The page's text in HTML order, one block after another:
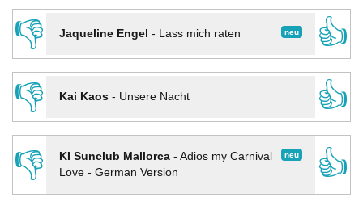
👎
neu
Jaqueline Engel - Lass mich raten
👍
👎
Kai Kaos- Unsere Nacht
👍
👎
neu
KI Sunclub Mallorca- Adios my Carnival
Love - German Version
👍